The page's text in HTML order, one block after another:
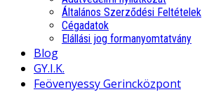
Általános Szerződési Feltételek
Cégadatok
Elállási jog formanyomtatvány
Blog
GY.I.K.
Feövenyessy Gerincközpont